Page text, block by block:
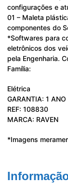
configurações e
01 – Maleta
componentes do
*Softwares para
eletrônicos dos
pela Engenharia.
Família:
Elétrica
GARANTIA: 1 ANO
REF: 108830
MARCA: RAVEN
*Imagens